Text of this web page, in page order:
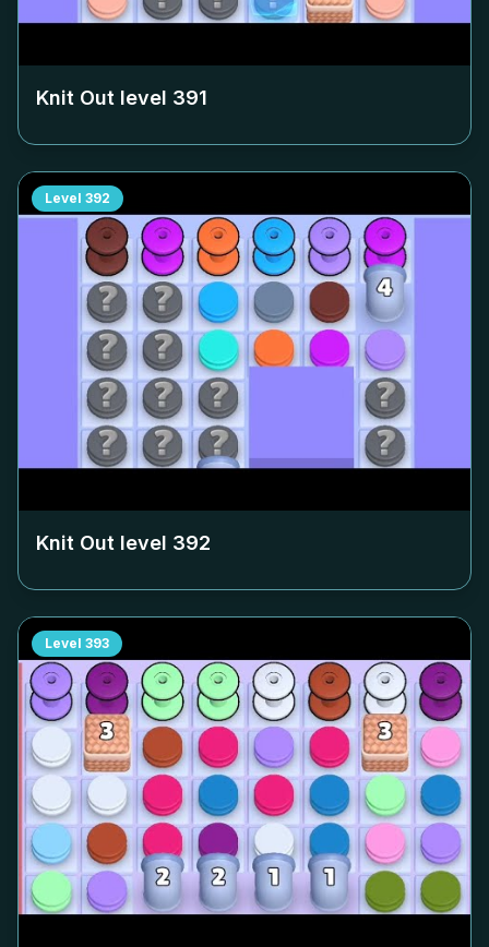
Knit Out level 391
Level 392
Knit Out level 392
Level 393